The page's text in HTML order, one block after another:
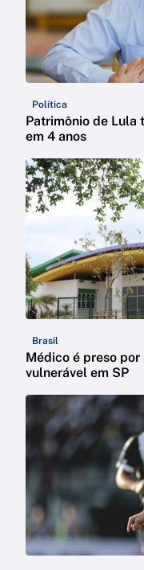
Política
Patrimônio de Lula
em 4 anos
Brasil
Médico é preso
vulnerável em SP